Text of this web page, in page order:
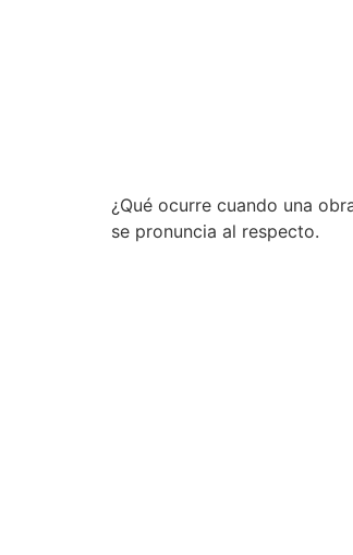
¿Qué ocurre cuando una
se pronuncia al respecto.